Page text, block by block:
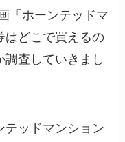
「ホーンテッドマ
はどこで買えるの
査していきまし
テッドマンション